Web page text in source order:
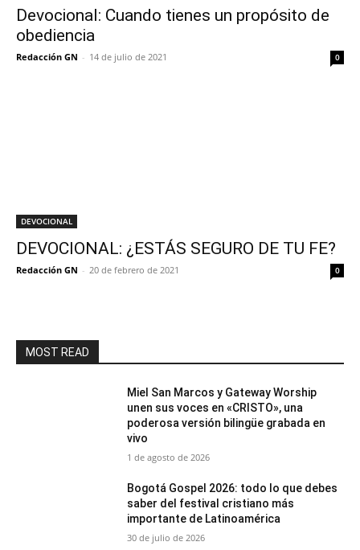
Devocional: Cuando tienes un propósito de
obediencia
Redacción GN - 14 de julio de 2021 0
DEVOCIONAL
DEVOCIONAL: ¿ESTÁS SEGURO DE TU FE?
Redacción GN - 20 de febrero de 2021 0
MOST READ
Miel San Marcos y Gateway Worship
unen sus voces en «CRISTO», una
poderosa versión bilingüe grabada en
vivo
1 de agosto de 2026
Bogotá Gospel 2026: todo lo que debes
saber del festival cristiano más
importante de Latinoamérica
30 de julio de 2026